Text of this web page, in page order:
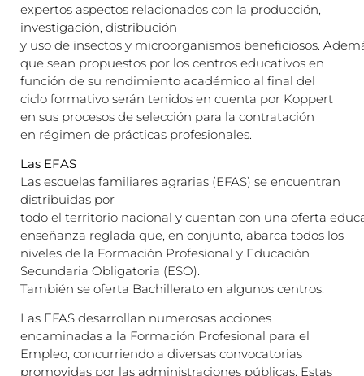
expertos aspectos relacionados con la producción,
investigación, distribución
y uso de insectos y microorganismos beneficiosos.
que sean propuestos por los centros educativos en
función de su rendimiento académico al final del
ciclo formativo serán tenidos en cuenta por Koppert
en sus procesos de selección para la contratación
en régimen de prácticas profesionales.
Las EFAS
Las escuelas familiares agrarias (EFAS) se encuentran
distribuidas por
todo el territorio nacional y cuentan con una oferta
enseñanza reglada que, en conjunto, abarca todos los
niveles de la Formación Profesional y Educación
Secundaria Obligatoria (ESO).
También se oferta Bachillerato en algunos centros.
Las EFAS desarrollan numerosas acciones
encaminadas a la Formación Profesional para el
Empleo, concurriendo a diversas convocatorias
promovidas por las administraciones públicas. Estas